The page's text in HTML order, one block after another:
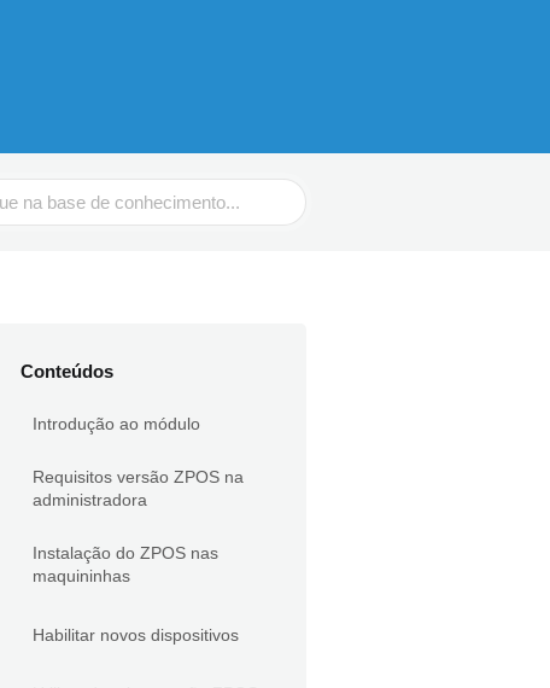
Conteúdos
Introdução ao módulo
Requisitos versão ZPOS na
administradora
Instalação do ZPOS nas
maquininhas
Habilitar novos dispositivos